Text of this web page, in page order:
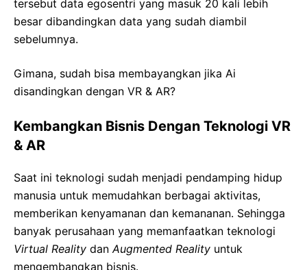
tersebut data egosentri yang masuk 20 kali lebih
besar dibandingkan data yang sudah diambil
sebelumnya.
Gimana, sudah bisa membayangkan jika Ai
disandingkan dengan VR & AR?
Kembangkan Bisnis Dengan Teknologi VR
& AR
Saat ini teknologi sudah menjadi pendamping hidup
manusia untuk memudahkan berbagai aktivitas,
memberikan kenyamanan dan kemananan. Sehingga
banyak perusahaan yang memanfaatkan teknologi
Virtual Reality dan Augmented Reality untuk
mengembangkan bisnis.